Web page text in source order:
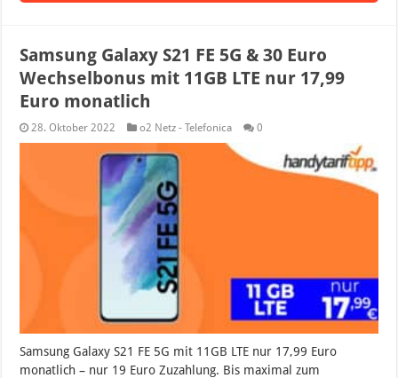
Samsung Galaxy S21 FE 5G & 30 Euro
Wechselbonus mit 11GB LTE nur 17,99
Euro monatlich
28. Oktober 2022 o2 Netz - Telefonica 0
Samsung Galaxy S21 FE 5G mit 11GB LTE nur 17,99 Euro
monatlich – nur 19 Euro Zuzahlung. Bis maximal zum